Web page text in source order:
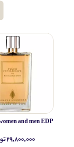
۲۹,۸۰۰,۰۰۰ تومان